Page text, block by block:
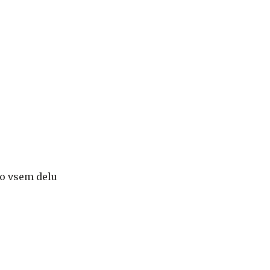
vsem delu